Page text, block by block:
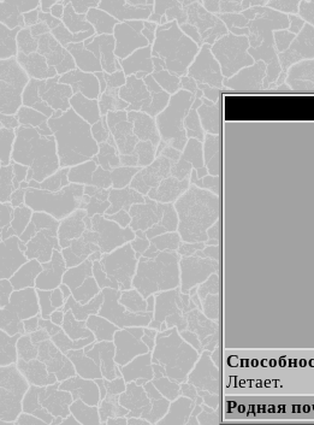
Летает.
Родная